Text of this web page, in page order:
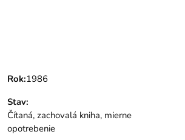
Rok:1986
Stav:
Čítaná, zachovalá kniha, mierne
opotrebenie